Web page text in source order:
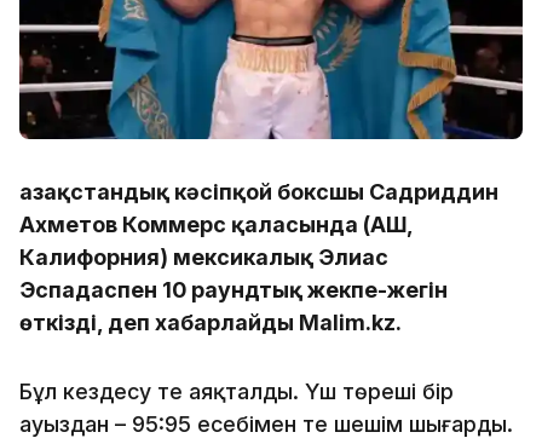
Қазақстандық кәсіпқой боксшы Садриддин
Ахметов Коммерс қаласында (АҚШ,
Калифорния) мексикалық Элиас
Эспадаспен 10 раундтық жекпе-жегін
өткізді, деп хабарлайды Malim.kz.
Бұл кездесу тең аяқталды. Үш төреші бір
ауыздан – 95:95 есебімен тең шешім шығарды.